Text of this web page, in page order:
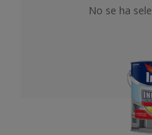
No se ha